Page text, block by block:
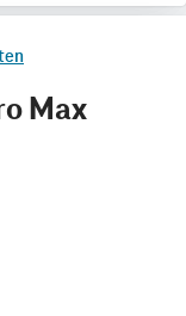
Max